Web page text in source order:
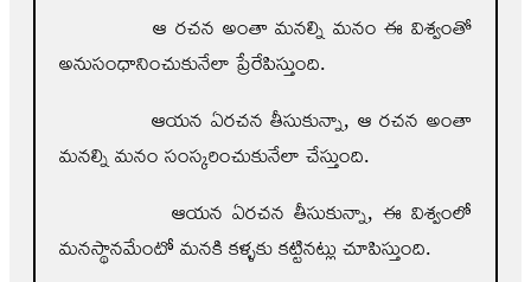
ఆ రచన అంతా మనల్ని మనం ఈ విశ్వంతో
అనుసంధానించుకునేలా ప్రేరేపిస్తుంది.
ఆయన ఏరచన తీసుకున్నా, ఆ రచన అంతా
మనల్ని మనం సంస్కరించుకునేలా చేస్తుంది.
ఆయన ఏరచన తీసుకున్నా, ఈ విశ్వంలో
మనస్థానమేంటో మనకి కళ్ళకు కట్టినట్లు చూపిస్తుంది.